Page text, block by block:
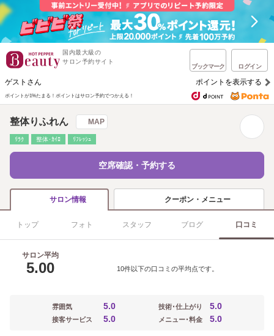
国内最大級の
サロン予約サイト
ブックマーク ログイン
ゲストさん ポイントを表示する
ポイントが1%たまる！ ポイントはサロン予約でつかえる！
整体りふれん MAP
ﾘﾗｸ 整体･ｶｲﾛ ﾘﾌﾚｯｼｭ
空席確認・予約する
サロン情報 クーポン・メニュー
トップ フォト スタッフ ブログ 口コミ
サロン平均
5.00 10件以下の口コミの平均点です。
雰囲気 5.0
接客サービス 5.0
技術･仕上がり 5.0
メニュー･料金 5.0